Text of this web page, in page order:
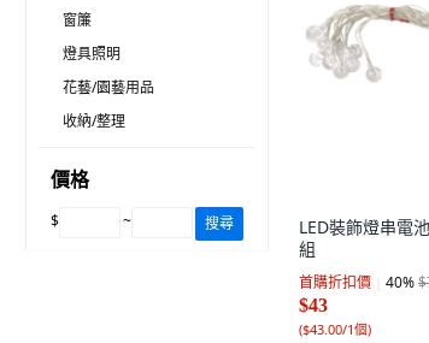
窗簾
燈具照明
花藝/園藝用品
收納/整理
價格
$ ~ 搜尋
LED裝飾燈串電
組
首購折扣價 40%
$43
($43.00/1個)